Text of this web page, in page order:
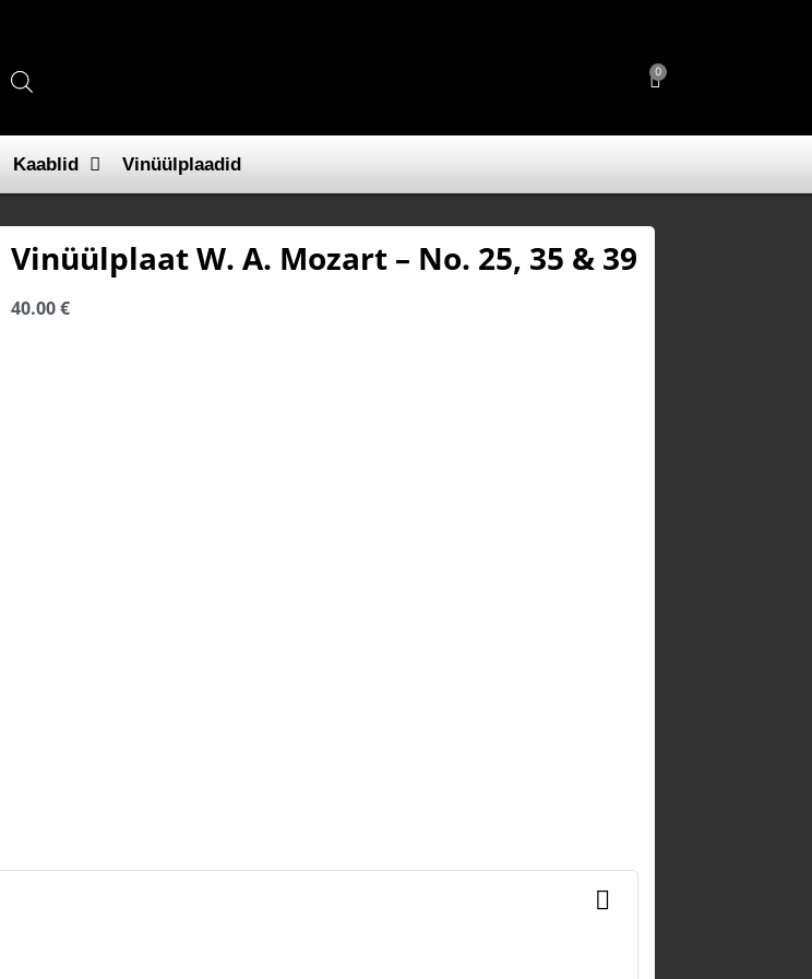
0
Kaablid Vinüülplaadid
Vinüülplaat W. A. Mozart – No. 25, 35 & 39
40.00€